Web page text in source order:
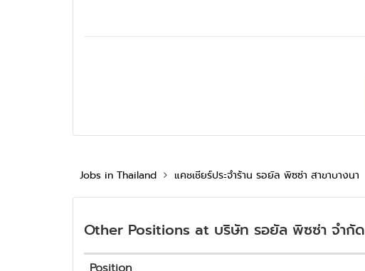
Jobs in Thailand แคชเชียร์ประจำร้าน รอยัล พิซซ่า สาขาบางนา
Other Positions at บริษัท รอยัล พิซซ่า จำกัด